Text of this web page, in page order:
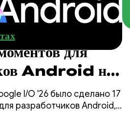
для
Android на
Google I/O!
I/O '26 было сделано 17
разработчиков Android,
производительности
агентов, концепции